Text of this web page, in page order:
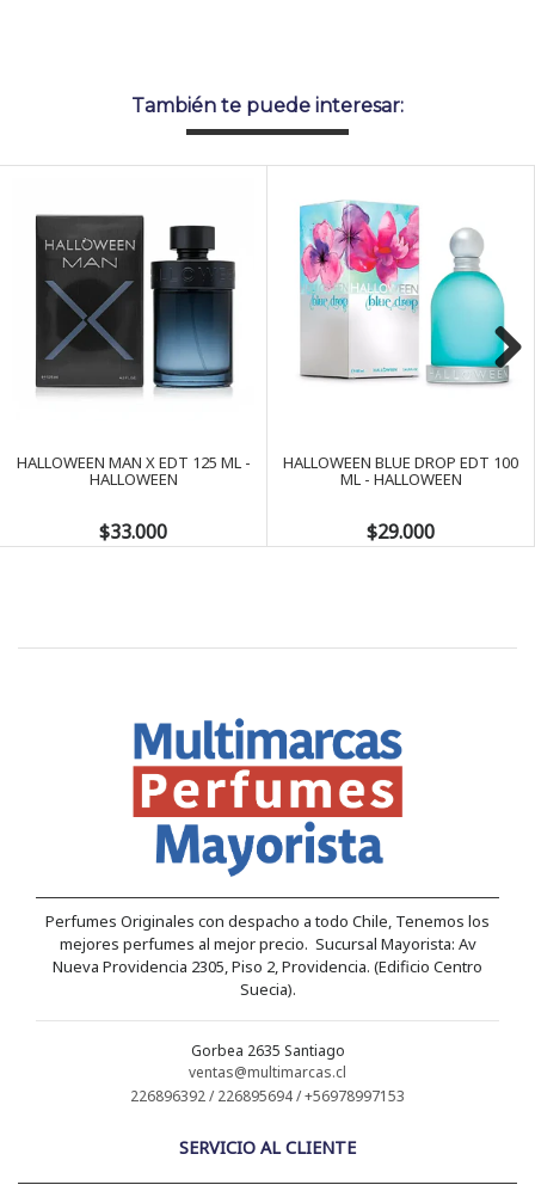
También te puede interesar:
HALLOWEEN MAN X EDT 125 ML -
HALLOWEEN
$33.000
HALLOWEEN BLUE DROP EDT 100
ML - HALLOWEEN
$29.000
Perfumes Originales con despacho a todo Chile, Tenemos los
mejores perfumes al mejor precio. Sucursal Mayorista: Av
Nueva Providencia 2305, Piso 2, Providencia. (Edificio Centro
Suecia).
Gorbea 2635 Santiago
ventas@multimarcas.cl
226896392 / 226895694 / +56978997153
SERVICIO AL CLIENTE